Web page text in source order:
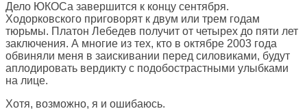
Дело ЮКОСа завершится к концу сентября.
Ходорковского приговорят к двум или трем годам
тюрьмы. Платон Лебедев получит от четырех до пяти лет
заключения. А многие из тех, кто в октябре 2003 года
обвиняли меня в заискивании перед силовиками, будут
аплодировать вердикту с подобострастными улыбками
на лице.
Хотя, возможно, я и ошибаюсь.